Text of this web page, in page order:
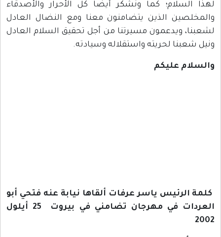
لهذا السلام؛ كما ونشكر أيضاً كل الأحرار والأصدقاء
والمخلصين الذين يتضامنون معنا ومع النضال العادل
لشعبنا، ويدعمون مسيرتنا من أجل تحقيق السلام العادل
ونيل شعبنا لحريته واستقلاله وسيادته.
والسلام عليكم
كلمة الرئيس ياسر عرفات ألقاها نيابة عنه فتحي أبو
العردات في مهرجان
تضامني في بيروت
25 أيلول
2002